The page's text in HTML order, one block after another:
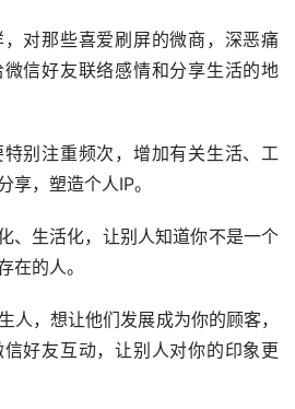
对那些喜爱刷屏的微商，深恶痛
信好友联络感情和分享生活的地
别注重频次，增加有关生活、工
享，塑造个人IP。
、生活化，让别人知道你不是一个
在的人。
人，想让他们发展成为你的顾客，
好友互动，让别人对你的印象更